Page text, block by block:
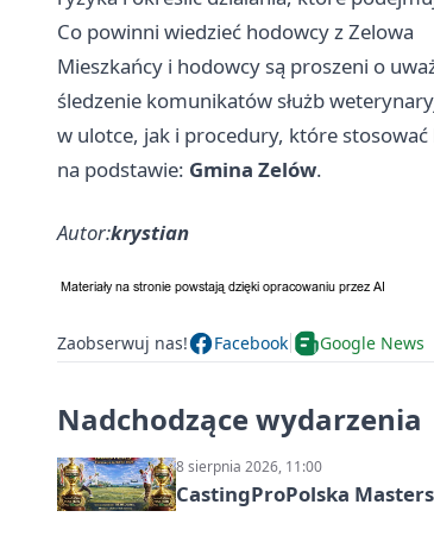
Co powinni wiedzieć hodowcy z Zelowa
Mieszkańcy i hodowcy są proszeni o
śledzenie komunikatów służb
w ulotce, jak i procedury, które
na podstawie: Gmina Zelów.
Autor:krystian
Zaobserwuj nas! Facebook Google News
Nadchodzące wydarzenia
8 sierpnia 2026, 11:00
CastingProPolska